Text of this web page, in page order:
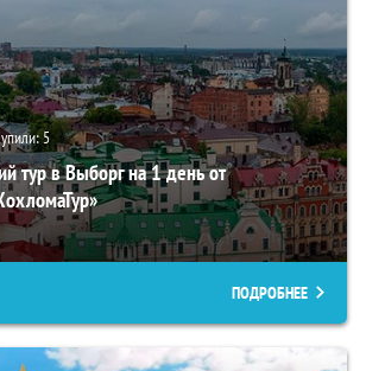
5
тур в Выборг на 1 день от
ПОДРОБНЕЕ